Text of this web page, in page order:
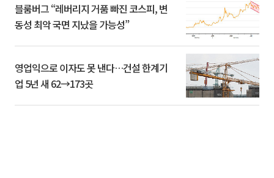
블룸버그 “레버리지 거품 빠진 코스피, 변
동성 최악 국면 지났을 가능성”
영업익으로 이자도 못 낸다…건설 한계기
업 5년 새 62→173곳